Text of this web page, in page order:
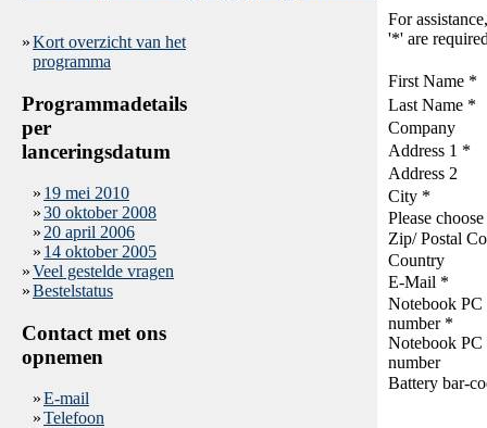
»Kort overzicht van het
programma
Programmadetails
per
lanceringsdatum
» 19 mei 2010
»30 oktober 2008
» 20 april 2006
» 14 oktober 2005
»Veel gestelde vragen
»Bestelstatus
Contact met ons
opnemen
»E-mail
»Telefoon
For
'*' are
First Name *
Last Name *
Company
Address 1 *
Address 2
City *
Please
Zip/ Postal
Country
E-Mail *
Notebook PC
number *
Notebook PC
number
Battery bar-